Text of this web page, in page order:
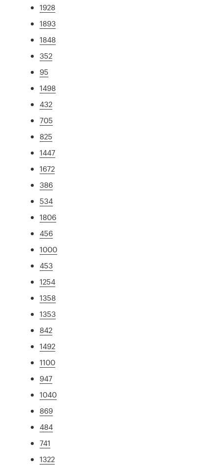
1928
1893
1848
352
95
1498
432
705
825
1447
1672
386
534
1806
456
1000
453
1254
1358
1353
842
1492
1100
947
1040
869
484
741
1322